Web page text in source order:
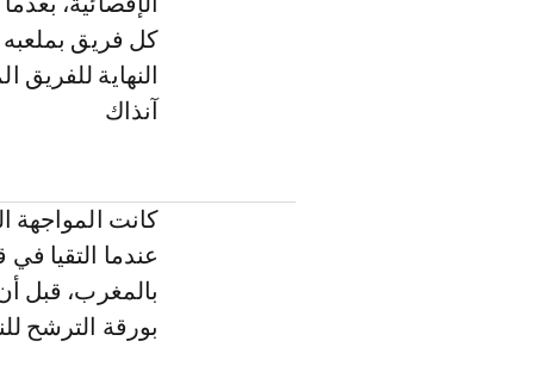
النهاية للفريق
آنذاك
كانت المواجهة
بالمغرب، قبل
بورقة الترشح